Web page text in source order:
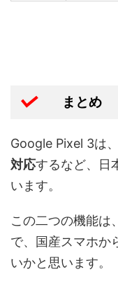
まとめ
Google Pixel 3は、
対応するなど、日
います。
この二つの機能は
で、国産スマホか
いかと思います。